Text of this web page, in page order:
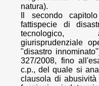
natura).
Il secondo
fattispecie di
tecnologico,
giurisprudenziale
"disastro
327/2008, fino
c.p., del quale si
clausola di